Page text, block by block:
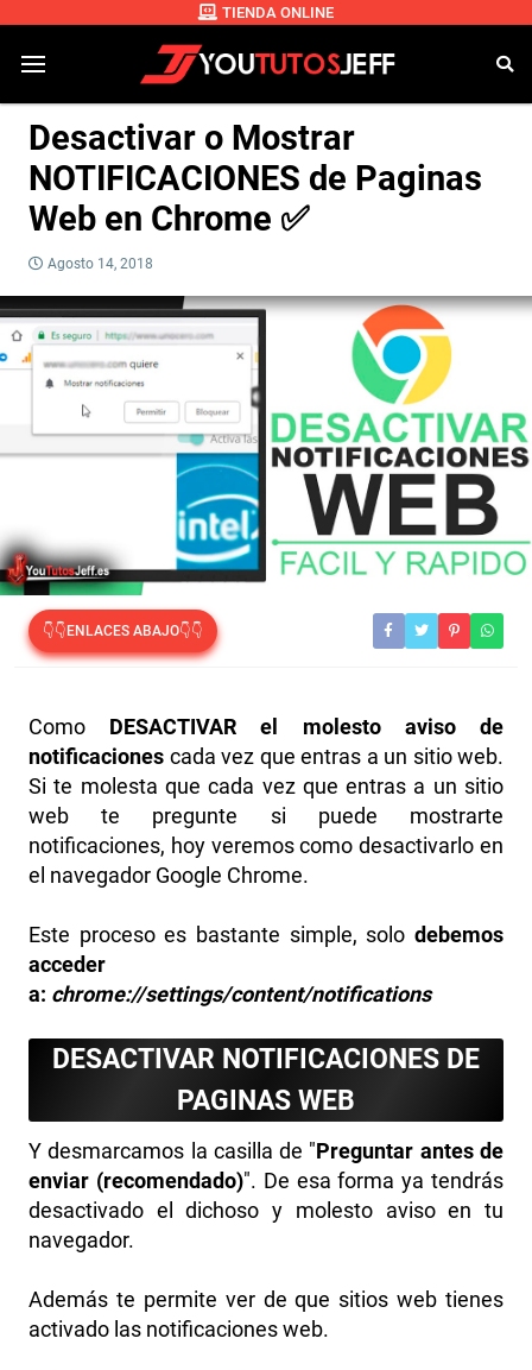
TIENDA ONLINE
Desactivar o Mostrar
NOTIFICACIONES de Paginas
Web en Chrome ✅
Agosto 14, 2018
👇👇ENLACES ABAJO👇👇
Como DESACTIVAR el molesto aviso de
notificaciones cada vez que entras a un sitio web.
Si te molesta que cada vez que entras a un sitio
web te pregunte si puede mostrarte
notificaciones, hoy veremos como desactivarlo en
el navegador Google Chrome.
Este proceso es bastante simple, solo debemos
acceder
a: chrome://settings/content/notifications
DESACTIVAR NOTIFICACIONES DE
PAGINAS WEB
Y desmarcamos la casilla de "Preguntar antes de
enviar (recomendado)". De esa forma ya tendrás
desactivado el dichoso y molesto aviso en tu
navegador.
Además te permite ver de que sitios web tienes
activado las notificaciones web.